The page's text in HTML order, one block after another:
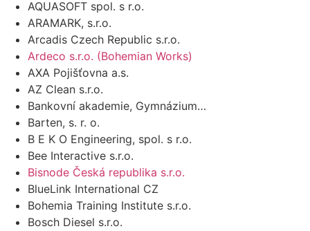
AQUASOFT spol. s r.o.
ARAMARK, s.r.o.
Arcadis Czech Republic s.r.o.
Ardeco s.r.o. (Bohemian Works)
AXA Pojišťovna a.s.
AZ Clean s.r.o.
Bankovní akademie, Gymnázium…
Barten, s. r. o.
B E K O Engineering, spol. s r.o.
Bee Interactive s.r.o.
Bisnode Česká republika s.r.o.
BlueLink International CZ
Bohemia Training Institute s.r.o.
Bosch Diesel s.r.o.